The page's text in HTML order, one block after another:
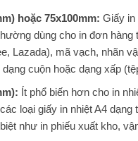
hoặc 75x100mm: Giấy in
dùng cho in đơn hàng
Lazada), mã vạch, nhãn
cuộn hoặc dạng xấp
Ít phổ biến hơn cho in
loại giấy in nhiệt A4 dạng
như in phiếu xuất kho,